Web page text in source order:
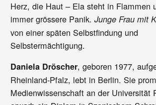
Herz, die Haut – Ela steht in Flammen
immer grössere Panik.Junge Frau mit
von einer späten Selbstfindung und
Selbstermächtigung.
Daniela Dröscher, geboren 1977,
Rheinland-Pfalz, lebt in Berlin. Sie
Medienwissenschaft an der Universität